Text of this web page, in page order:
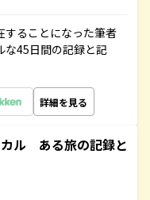
することになった筆者
な45日間の記録と記
詳細を見る
ル ある旅の記録と